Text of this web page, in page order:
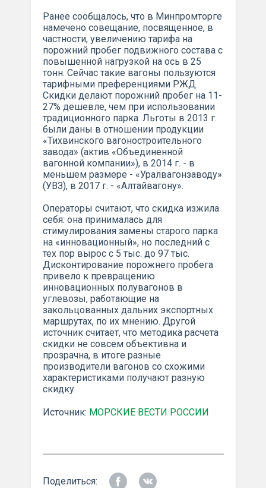
Ранее сообщалось, что в Минпромторге
намечено совещание, посвященное, в
частности, увеличению тарифа на
порожний пробег подвижного состава с
повышенной нагрузкой на ось в 25
тонн. Сейчас такие вагоны пользуются
тарифными преференциями РЖД.
Скидки делают порожний пробег на 11-
27% дешевле, чем при использовании
традиционного парка. Льготы в 2013 г.
были даны в отношении продукции
«Тихвинского вагоностроительного
завода» (актив «Объединенной
вагонной компании»), в 2014 г. - в
меньшем размере - «Уралвагонзаводу»
(УВЗ), в 2017 г. - «Алтайвагону».
Операторы считают, что скидка изжила
себя: она принималась для
стимулирования замены старого парка
на «инновационный», но последний с
тех пор вырос с 5 тыс. до 97 тыс.
Дисконтирование порожнего пробега
привело к превращению
инновационных полувагонов в
углевозы, работающие на
закольцованных дальних экспортных
маршрутах, по их мнению. Другой
источник считает, что методика расчета
скидки не совсем объективна и
прозрачна, в итоге разные
производители вагонов со схожими
характеристиками получают разную
скидку.
Источник: МОРСКИЕ ВЕСТИ РОССИИ
Поделиться: